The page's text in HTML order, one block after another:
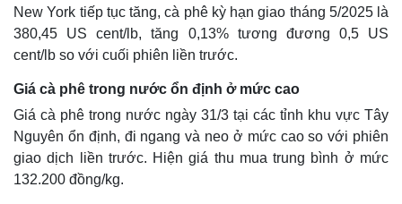
Hồ sơ
E-Magazine
Infographic
New York tiếp tục tăng, cà phê kỳ hạn giao tháng 5/2025 là
380,45 US cent/lb, tăng 0,13% tương đương 0,5 US
cent/lb so với cuối phiên liền trước.
Giá cà phê trong nước ổn định ở mức cao
Giá cà phê trong nước ngày 31/3 tại các tỉnh khu vực Tây
Nguyên ổn định, đi ngang và neo ở mức cao so với phiên
giao dịch liền trước. Hiện giá thu mua trung bình ở mức
132.200 đồng/kg.